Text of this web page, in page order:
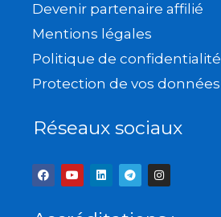
Devenir partenaire affilié
Mentions légales
Politique de confidentialité
Protection de vos données
Réseaux sociaux
F
a
c
b
Y
o
u
u
L
i
e
T
e
l
g
I
n
s
a